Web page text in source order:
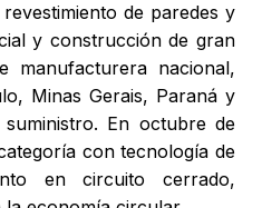
de paredes y
y construcción de gran
manufacturera nacional,
Minas Gerais, Paraná y
En octubre de
con tecnología de
en circuito cerrado,